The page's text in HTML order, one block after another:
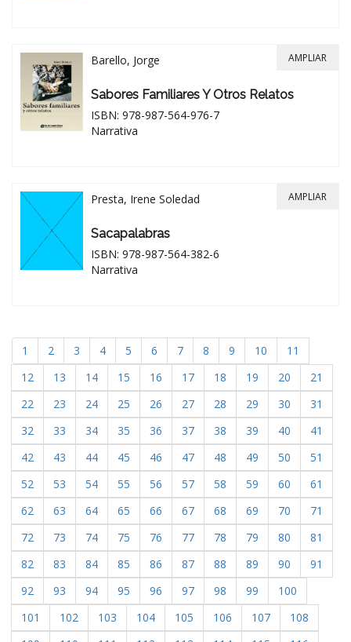
Barello, Jorge
Sabores Familiares Y Otros Relatos
ISBN: 978-987-564-976-7
Narrativa
AMPLIAR
Presta, Irene Soledad
Sacapalabras
ISBN: 978-987-564-382-6
Narrativa
AMPLIAR
1 2 3 4 5 6 7 8 9 10
11
12
13 14 15 16 17 18 19 20
21
22
23 24 25 26 27 28 29 30
31
32
33 34 35 36 37 38 39 40
41
42
43 44 45 46 47 48 49 50
51
52
53 54 55 56 57 58 59 60
61
62
63 64 65 66 67 68 69 70
71
72
73 74 75 76 77 78 79 80
81
82
83 84 85 86 87 88 89 90
91
92
93 94 95 96 97 98 99
100
101
102 103 104 105 106 107
108